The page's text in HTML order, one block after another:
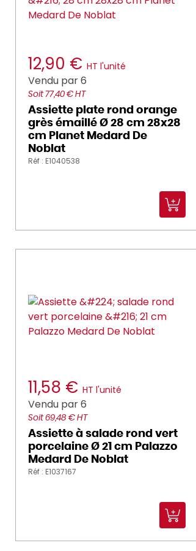
12,90 € HT l'unité
Vendu par 6
Soit 77,40 € HT
Assiette plate rond orange
grès émaillé Ø 28 cm 28x28
cm Planet Medard De
Noblat
Réf : E1040538
11,58 € HT l'unité
Vendu par 6
Soit 69,48 € HT
Assiette à salade rond vert
porcelaine Ø 21 cm Palazzo
Medard De Noblat
Réf : E1037167